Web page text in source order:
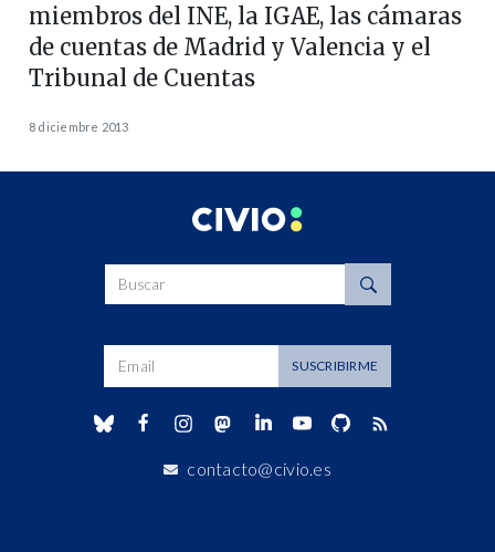
miembros del INE, la IGAE, las cámaras
de cuentas de Madrid y Valencia y el
Tribunal de Cuentas
8 diciembre 2013
Buscar
Dirección de correo SUSCRIBIRME
contacto@civio.es